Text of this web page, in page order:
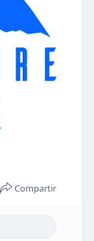
Compartir